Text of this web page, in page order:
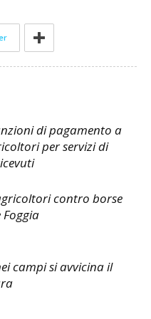
di pagamento a
per servizi di
contro borse
campi si avvicina il